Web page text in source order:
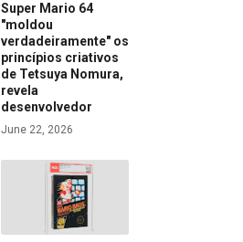
Super Mario 64
"moldou
verdadeiramente" os
princípios criativos
de Tetsuya Nomura,
revela
desenvolvedor
June 22, 2026